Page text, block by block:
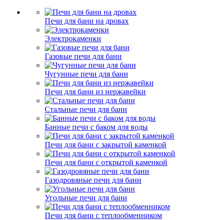
Печи для бани на дровах
Электрокаменки
Газовые печи для бани
Чугунные печи для бани
Печи для бани из нержавейки
Стальные печи для бани
Банные печи с баком для воды
Печи для бани с закрытой каменкой
Печи для бани с открытой каменкой
Газодровяные печи для бани
Угольные печи для бани
Печи для бани с теплообменником